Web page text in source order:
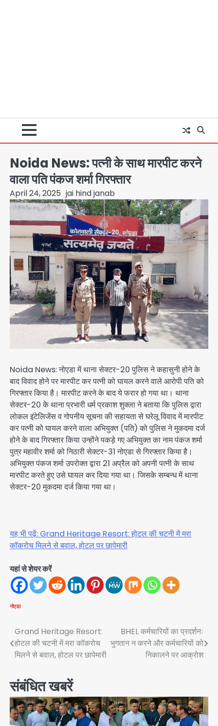
Noida News: पत्नी के साथ मारपीट करने
वाला पति पंकज शर्मा गिरफ्तार
April 24, 2025 jai hind janab
Noida News: नोएडा में थाना सेक्टर-20 पुलिस ने कहासुनी होने के
बाद विवाद होने पर मारपीट कर पत्नी को घायल करने वाले आरोपी पति को
गिरफ्तार किया है। मारपीट करने के बाद ये फरार हो गया था। थाना
सेक्टर-20 के थाना प्रभारी धर्म प्रकाश शुक्ला ने बताया कि पुलिस द्वारा
लोकल इंटेलिजेंस व गोपनीय सूचना की सहायता से घरेलू विवाद में मारपीट
कर पत्नी को घायल करने वाला अभियुक्त (पति) को पुलिस ने मुकदमा दर्ज
होने के बाद गिरफ्तार किया उन्होंने पकड़े गए अभियुक्त का नाम पंकज शर्मा
पुत्र महावीर शर्मा को निठारी सेक्टर-31 नोएडा से गिरफ्तार किया है।
अभियुक्त पंकज शर्मा उपरोक्त द्वारा 21 अप्रैल को अपनी पत्नी के साथ
मारपीट करते हुए उसे घायल कर दिया गया था। जिसके सम्बन्ध में थाना
सेक्टर-20 मुकदमा दर्ज किया गया था।
यह भी पढ़ें: Grand Heritage Resort: होटल की चटनी में मरा
कॉकरोच मिलने से बवाल, होटल पर छापेमारी
यहां से शेयर करें
नोएडा
Post
navigation
Grand Heritage Resort:
होटल की चटनी में मरा कॉकरोच
मिलने से बवाल, होटल पर छापेमारी
BHEL कर्मचारियों का प्रदर्शनः
भुगतान न करने और कर्मचारियों को
निकालने पर आक्रोश
संबंधित खबरें